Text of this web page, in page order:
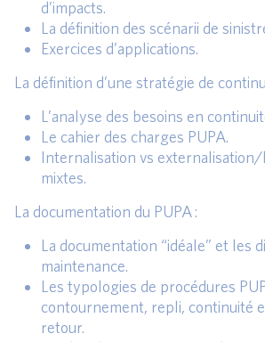
d’impacts.
La définition des scénarii de
Exercices d’applications.
La définition d’une stratégie de
L’analyse des besoins en
Le cahier des charges PUPA.
Internalisation vs
mixtes.
La documentation du PUPA :
La documentation “idéale” et les
maintenance.
Les typologies de procédures
contournement, repli, continuité
retour.